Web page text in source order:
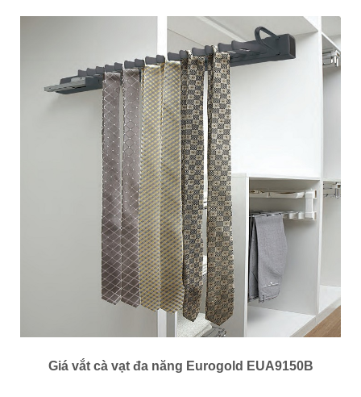
Giá vắt cà vạt đa năng Eurogold EUA9150B